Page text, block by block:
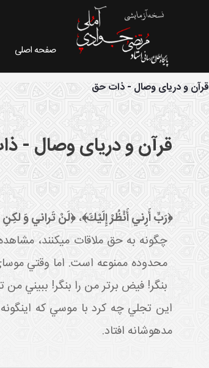
صفحه اصلی
فیش موضوعی - سایت استاد مرتضی
قرآن و دریای وصال - ذات حق
قرآن و دریای وصال -
﴿رَبِّ أَرِني‏ أَنْظُرْ إِلَيْكَ﴾،﴿لَنْ تَراني‏ وَ لكِنِ
چگونه به حق ملاقات مي کنند،
محدوده ممنوعه است. اما وقتي
بنگر! فيض برتر من را بنگر! ببيني من
اين تجلي چه کرد با موسي که اين
مدهوشانه افتاد.